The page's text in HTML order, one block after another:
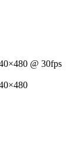
@ 30fps